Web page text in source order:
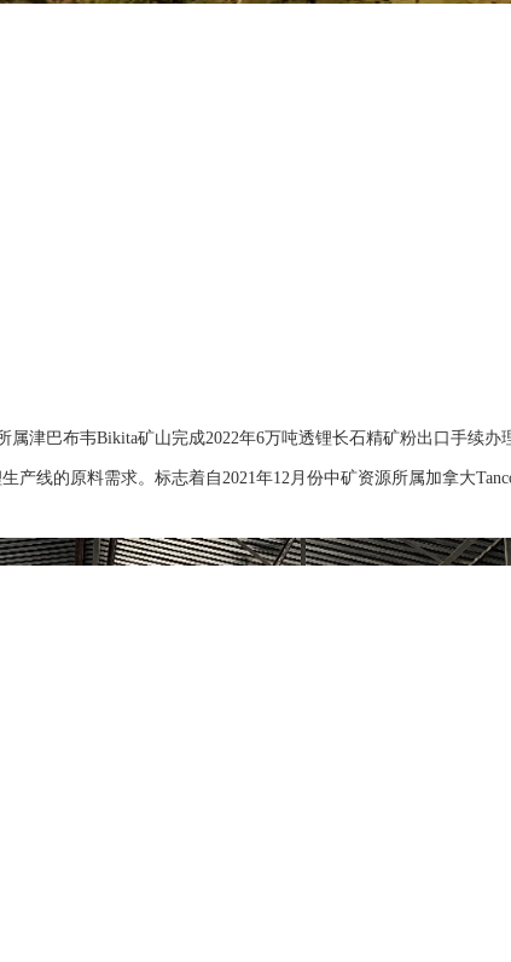
属津巴布韦Bikita矿山完成2022年6万吨透锂长石精矿粉出口手续
产线的原料需求。标志着自2021年12月份中矿资源所属加拿大